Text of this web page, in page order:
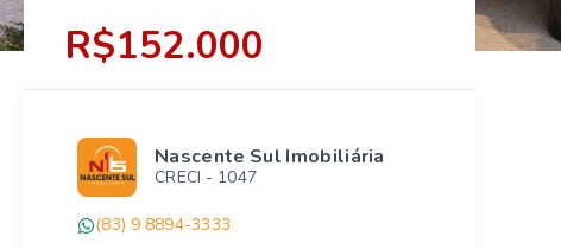
R$152.000
Nascente Sul Imobiliária
CRECI - 1047
(83) 9 8894-3333